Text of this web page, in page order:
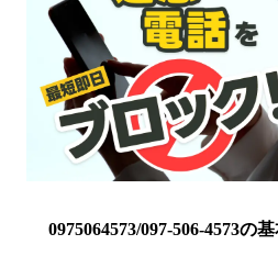
0975064573/097-506-4573の